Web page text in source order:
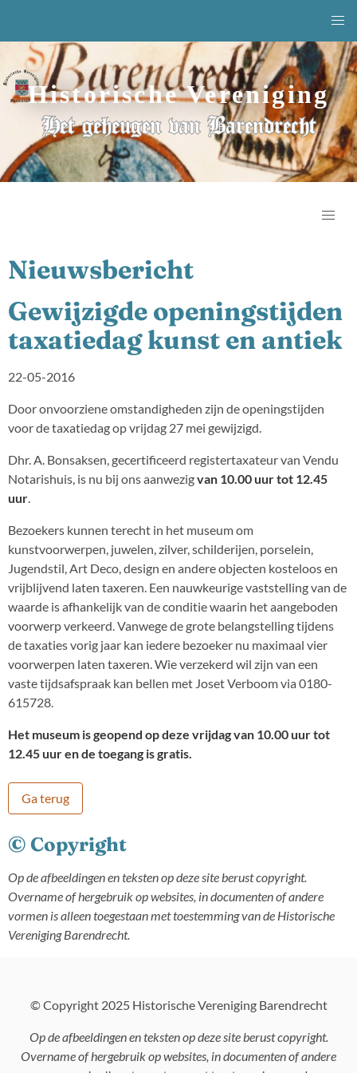
Historische Vereniging
Het geheugen van Barendrecht
Nieuwsbericht
Gewijzigde openingstijden
taxatiedag kunst en antiek
22-05-2016
Door onvoorziene omstandigheden zijn de openingstijden
voor de taxatiedag op vrijdag 27 mei gewijzigd.
Dhr. A. Bonsaksen, gecertificeerd registertaxateur van Vendu
Notarishuis, is nu bij ons aanwezigvan 10.00 uur tot 12.45
uur.
Bezoekers kunnen terecht in het museum om
kunstvoorwerpen, juwelen, zilver, schilderijen, porselein,
Jugendstil, Art Deco, design en andere objecten kosteloos en
vrijblijvend laten taxeren. Een nauwkeurige vaststelling van de
waarde is afhankelijk van de conditie waarin het aangeboden
voorwerp verkeerd. Vanwege de grote belangstelling tijdens
de taxaties vorig jaar kan iedere bezoeker nu maximaal vier
voorwerpen laten taxeren. Wie verzekerd wil zijn van een
vaste tijdsafspraak kan bellen met Joset Verboom via 0180-
615728.
Het museum is geopend op deze vrijdag van 10.00 uur tot
12.45 uur en de toegang is gratis.
Ga terug
© Copyright
Op de afbeeldingen en teksten op deze site berust copyright.
Overname of hergebruik op websites, in documenten of andere
vormen is alleen toegestaan met toestemming van de Historische
Vereniging Barendrecht.
© Copyright 2025 Historische Vereniging Barendrecht
Op de afbeeldingen en teksten op deze site berust copyright.
Overname of hergebruik op websites, in documenten of andere